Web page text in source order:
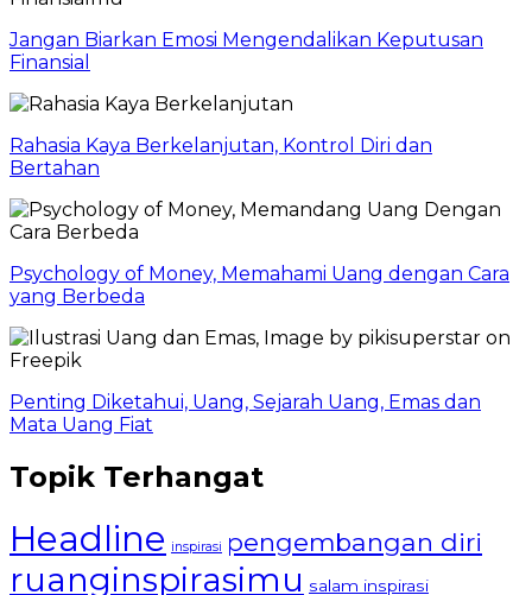
Jangan Biarkan Emosi Mengendalikan Keputusan
Finansial
Rahasia Kaya Berkelanjutan, Kontrol Diri dan
Bertahan
Psychology of Money, Memahami Uang dengan Cara
yang Berbeda
Penting Diketahui, Uang, Sejarah Uang, Emas dan
Mata Uang Fiat
Topik Terhangat
Headline inspirasi pengembangan diri
ruanginspirasimu salam inspirasi